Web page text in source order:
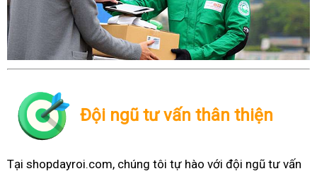
Đội ngũ tư vấn thân thiện
Tại shopdayroi.com, chúng tôi tự hào với đội ngũ tư vấn